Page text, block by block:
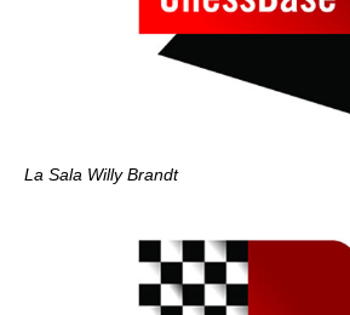
La Sala Willy Brandt